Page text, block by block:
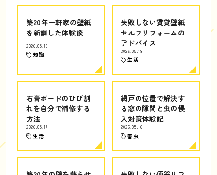
築20年一軒家の壁紙
を新調した体験談
2026.05.19
知識
失敗しない賃貸壁紙
セルフリフォームの
アドバイス
2026.05.18
生活
石膏ボードのひび割
れを自分で補修する
方法
2026.05.17
生活
網戸の位置で解決す
る窓の隙間と虫の侵
入対策体験記
2026.05.16
害虫